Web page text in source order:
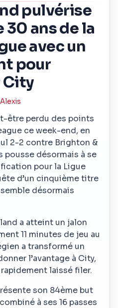
pulvérise
30 ans de la
avec un
pour
City
Alexis
être perdu des points
ce week-end, en
2-2 contre Brighton &
pousse désormais à se
pour la Ligue
d’un cinquième titre
désormais
a atteint un jalon
11 minutes de jeu au
a transformé un
l’avantage à City,
laissé filer.
son 84ème but
à ses 16 passes